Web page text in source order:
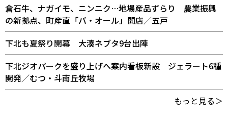
倉石牛、ナガイモ、ニンニク…地場産品ずらり 農業振興
の新拠点、町産直「バ・オール」開店／五戸
下北も夏祭り開幕 大湊ネブタ9台出陣
下北ジオパークを盛り上げへ案内看板新設 ジェラート6種
開発／むつ・斗南丘牧場
もっと見る＞